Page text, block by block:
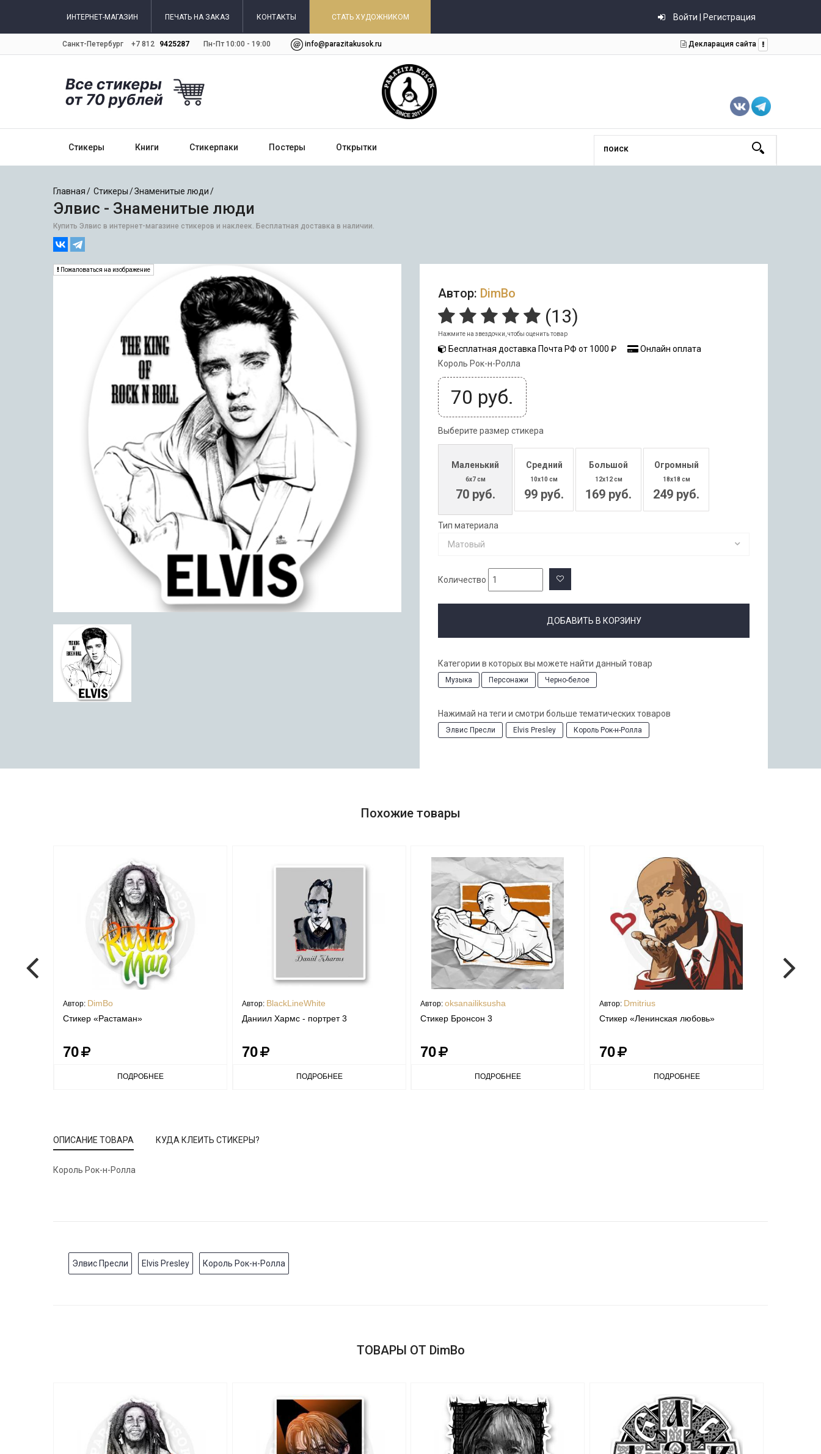
ИНТЕРНЕТ-МАГАЗИН ПЕЧАТЬ НА ЗАКАЗ КОНТАКТЫ СТАТЬ ХУДОЖНИКОМ Войти | Регистрация
Санкт-Петербург +7 812 9425287 Пн-Пт 10:00 - 19:00 info@parazitakusok.ru Декларация сайта
Стикеры Книги Стикерпаки Постеры Открытки
Главная Стикеры Знаменитые люди
Элвис - Знаменитые люди
Купить Элвис в интернет-магазине стикеров и наклеек. Бесплатная доставка в наличии.
Пожаловаться на изображение
Автор: DimBo
(13)
Нажмите на звездочки, чтобы оценить товар
Бесплатная доставка Почта РФ от 1000 ₽
Онлайн оплата
Король Рок-н-Ролла
70 руб.
Выберите размер стикера
Маленький
6x7 см
70 руб.
Средний
10x10 см
99 руб.
Большой
12x12 см
169 руб.
Огромный
18x18 см
249 руб.
Тип материала
Матовый
Количество
ДОБАВИТЬ В КОРЗИНУ
Категории в которых вы можете найти данный товар
Музыка Персонажи Черно-белое
Нажимай на теги и смотри больше тематических товаров
Элвис Пресли Elvis Presley Король Рок-н-Ролла
Похожие товары
Автор: DimBo
Стикер «Растаман»
70
ПОДРОБНЕЕ
Автор: BlackLineWhite
Даниил Хармс - портрет 3
70
ПОДРОБНЕЕ
Автор: oksanailiksusha
Стикер Бронсон 3
70
ПОДРОБНЕЕ
Автор: Dmitrius
Стикер «Ленинская любовь»
70
ПОДРОБНЕЕ
ОПИСАНИЕ ТОВАРА КУДА КЛЕИТЬ СТИКЕРЫ?
Король Рок-н-Ролла
Элвис Пресли Elvis Presley Король Рок-н-Ролла
ТОВАРЫ ОТ DimBo